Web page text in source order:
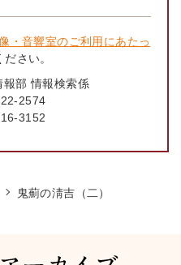
・音響室のご利用にあたっ
さい。
報部 情報検索係
2574
3152
鬼薊の淸吉（二）